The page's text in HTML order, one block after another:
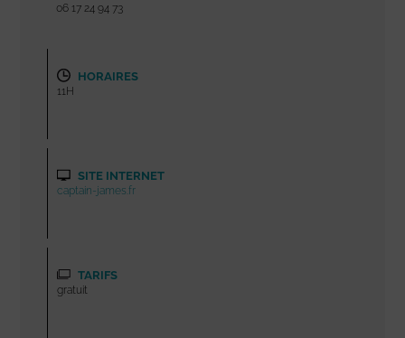
06 17 24 94 73
HORAIRES
11H
SITE INTERNET
captain-james.fr
TARIFS
gratuit